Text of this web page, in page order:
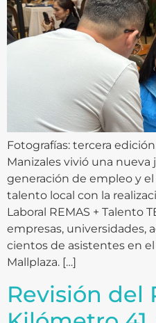
Fotografías: tercera
Manizales vivió una nueva
generación de empleo y
talento local con la
Laboral REMAS + Talento
empresas, universidades,
cientos de asistentes en
Mallplaza. […]
Revisión del